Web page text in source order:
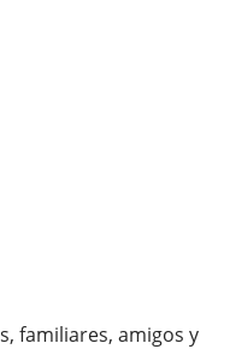
familiares, amigos y